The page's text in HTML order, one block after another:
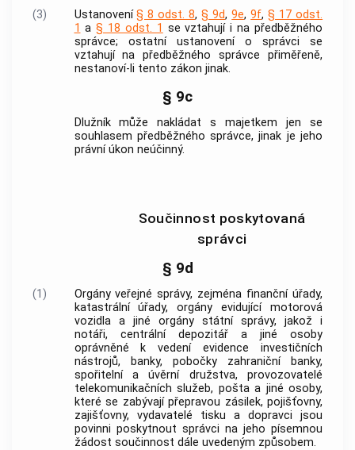
(3) Ustanovení§ 8 odst. 8,§ 9d,9e,9f,§ 17 odst.
1 a§ 18 odst. 1 se vztahují i na předběžného
správce; ostatní ustanovení o správci se
vztahují na předběžného správce přiměřeně,
nestanoví-li tento zákon jinak.
§ 9c
Dlužník může nakládat s majetkem jen se
souhlasem předběžného správce, jinak je jeho
právní úkon neúčinný.
Součinnost poskytovaná
správci
§ 9d
(1)
Orgány veřejné správy, zejména finanční úřady,
katastrální úřady, orgány evidující motorová
vozidla a jiné orgány státní správy, jakož i
notáři, centrální depozitář a jiné osoby
oprávněné k vedení evidence investičních
nástrojů,
banky, pobočky zahraniční banky,
spořitelní a úvěrní družstva, provozovatelé
telekomunikačních služeb, pošta a jiné osoby,
které se zabývají přepravou zásilek, pojišťovny,
zajišťovny, vydavatelé tisku a dopravci jsou
povinni poskytnout správci na jeho písemnou
žádost součinnost dále uvedeným způsobem.